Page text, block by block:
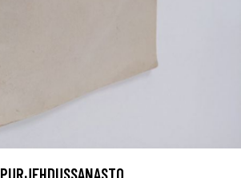
PURJEHDUSSANASTO